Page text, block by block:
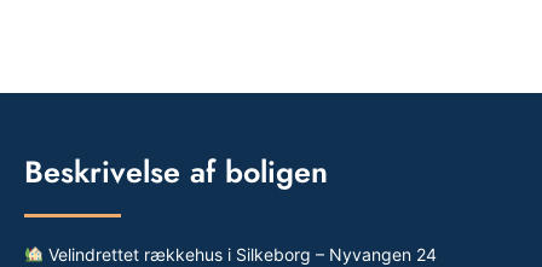
Beskrivelse af boligen
Velindrettet rækkehus i Silkeborg – Nyvangen 24